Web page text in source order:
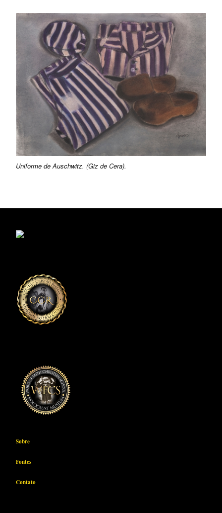
Uniforme de Auschwitz. (Giz de Cera).
Sobre
Fontes
Contato